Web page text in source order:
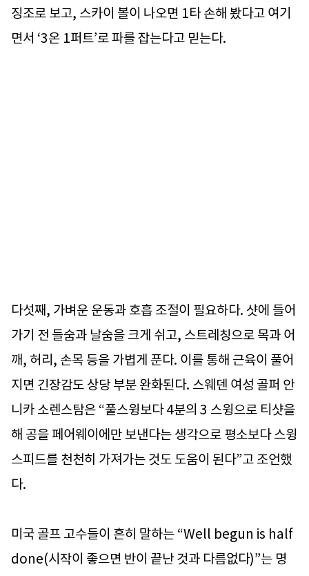
징조로 보고, 스카이 볼이 나오면 1타 손해 봤다고 여기
면서 ‘3온 1퍼트’로 파를 잡는다고 믿는다.
다섯째, 가벼운 운동과 호흡 조절이 필요하다. 샷에 들어
가기 전 들숨과 날숨을 크게 쉬고, 스트레칭으로 목과 어
깨, 허리, 손목 등을 가볍게 푼다. 이를 통해 근육이 풀어
지면 긴장감도 상당 부분 완화된다. 스웨덴 여성 골퍼 안
니카 소렌스탐은 “풀스윙보다 4분의 3 스윙으로 티샷을
해 공을 페어웨이에만 보낸다는 생각으로 평소보다 스윙
스피드를 천천히 가져가는 것도 도움이 된다”고 조언했
다.
미국 골프 고수들이 흔히 말하는 “Well begun is half
done(시작이 좋으면 반이 끝난 것과 다름없다)”는 명